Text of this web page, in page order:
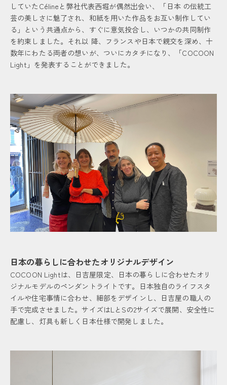
していたCélineと弊社代表西堀が偶然出会い、「日本 の伝統工
芸の美しさに魅了され、和紙を用いた作品をお互い制作してい
る」という共通点から、すぐに意気投合し、いつかの共同制作
を約束しました。それ以 降、フランスや日本で親交を深め、十
数年にわたる両者の想いが、ついにカタチになり、「COCOON
Light」を発表することができました。
日本の暮らしに合わせたオリジナルデザイン
COCOON Lightは、日吉屋限定、日本の暮らしに合わせたオリ
ジナルモデルのペンダントライトです。日本独自のライフスタ
イルや住宅事情に合わせ、細部をデザインし、日吉屋の職人の
手で完成させました。サイズはLとSの2サイズで展開、安全性に
配慮し、灯具も新しく日本仕様で開発しました。